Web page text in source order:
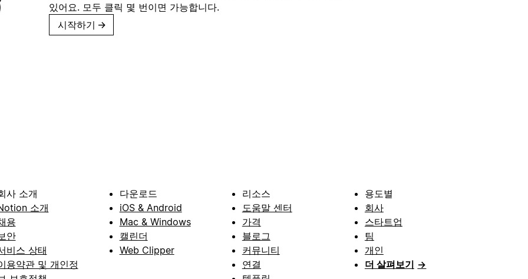
있어요. 모두 클릭 몇 번이면 가능합니다.
시작하기 →
사 소개
소개
용
안
비스 상태
용약관 및 개인정
다운로드
iOS & Android
Mac & Windows
캘린더
Web Clipper
리소스
도움말 센터
가격
블로그
커뮤니티
연결
용도별
회사
스타트업
팀
개인
더 살펴보기 →